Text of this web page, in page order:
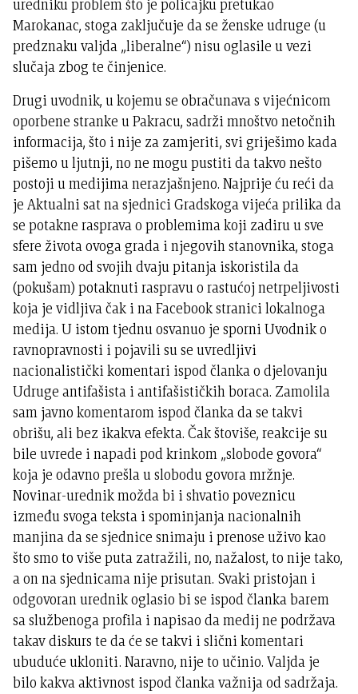
uredniku problem što je policajku pretukao
Marokanac, stoga zaključuje da se ženske udruge (u
predznaku valjda „liberalne“) nisu oglasile u vezi
slučaja zbog te činjenice.
Drugi uvodnik, u kojemu se obračunava s vijećnicom
oporbene stranke u Pakracu, sadrži mnoštvo netočnih
informacija, što i nije za zamjeriti, svi griješimo kada
pišemo u ljutnji, no ne mogu pustiti da takvo nešto
postoji u medijima nerazjašnjeno. Najprije ću reći da
je Aktualni sat na sjednici Gradskoga vijeća prilika da
se potakne rasprava o problemima koji zadiru u sve
sfere života ovoga grada i njegovih stanovnika, stoga
sam jedno od svojih dvaju pitanja iskoristila da
(pokušam) potaknuti raspravu o rastućoj netrpeljivosti
koja je vidljiva čak i na Facebook stranici lokalnoga
medija. U istom tjednu osvanuo je sporni Uvodnik o
ravnopravnosti i pojavili su se uvredljivi
nacionalistički komentari ispod članka o djelovanju
Udruge antifašista i antifašističkih boraca. Zamolila
sam javno komentarom ispod članka da se takvi
obrišu, ali bez ikakva efekta. Čak štoviše, reakcije su
bile uvrede i napadi pod krinkom „slobode govora“
koja je odavno prešla u slobodu govora mržnje.
Novinar-urednik možda bi i shvatio poveznicu
između svoga teksta i spominjanja nacionalnih
manjina da se sjednice snimaju i prenose uživo kao
što smo to više puta zatražili, no, nažalost, to nije tako,
a on na sjednicama nije prisutan. Svaki pristojan i
odgovoran urednik oglasio bi se ispod članka barem
sa službenoga profila i napisao da medij ne podržava
takav diskurs te da će se takvi i slični komentari
ubuduće ukloniti. Naravno, nije to učinio. Valjda je
bilo kakva aktivnost ispod članka važnija od sadržaja.